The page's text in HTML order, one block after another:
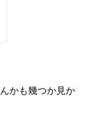
かも幾つか見か